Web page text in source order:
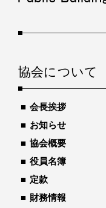
協会について
会長挨拶
お知らせ
協会概要
役員名簿
定款
財務情報